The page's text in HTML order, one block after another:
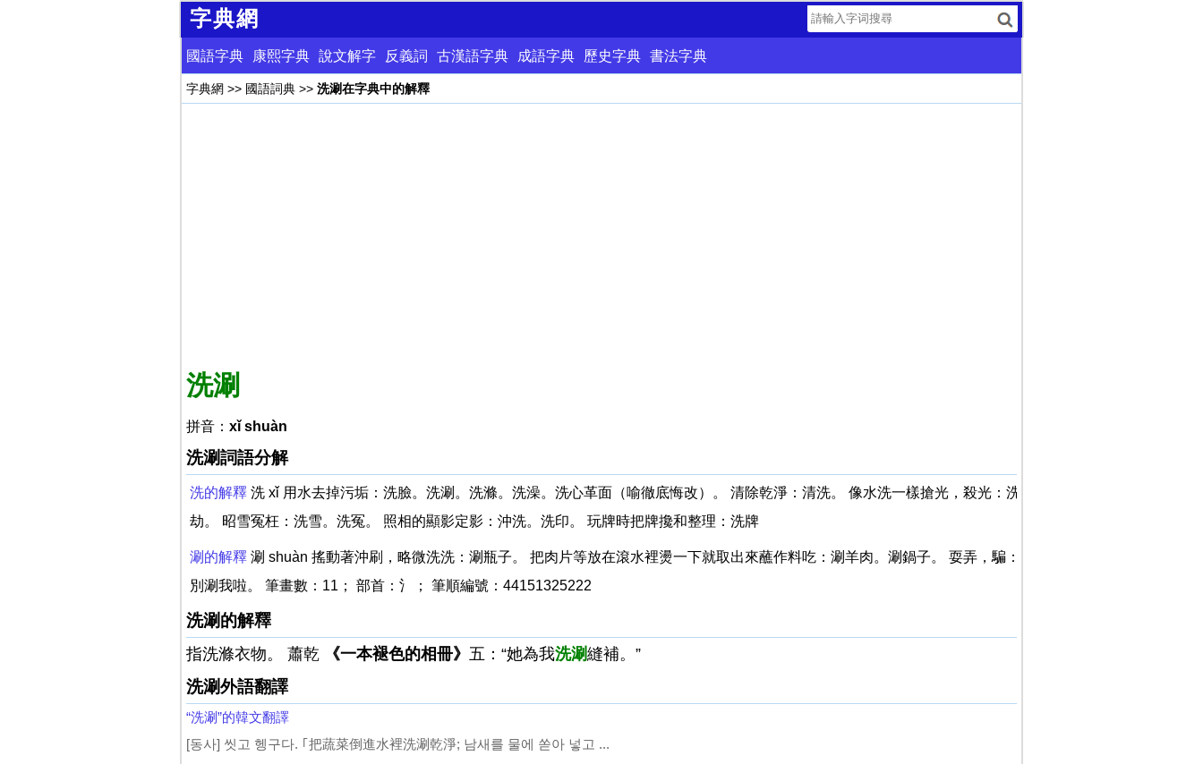
字典網
國語字典 康熙字典 說文解字 反義詞 古漢語字典 成語字典 歷史字典 書法字典
字典網 >> 國語詞典>> 洗涮在字典中的解釋
洗涮
拼音： xǐ shuàn
洗涮詞語分解
洗的解釋洗 xǐ 用水去掉污垢：洗臉。洗涮。洗滌。洗澡。洗心革面（喻徹底悔改）。 清除乾淨：清洗。 像水洗一樣搶光，殺光：洗
劫。 昭雪冤枉：洗雪。洗冤。 照相的顯影定影：沖洗。洗印。 玩牌時把牌攙和整理：洗牌
涮的解釋涮 shuàn 搖動著沖刷，略微洗洗：涮瓶子。 把肉片等放在滾水裡燙一下就取出來蘸作料吃：涮羊肉。涮鍋子。 耍弄，騙：
別涮我啦。 筆畫數：11； 部首：氵； 筆順編號：44151325222
洗涮的解釋
指洗滌衣物。 蕭乾 《一本褪色的相冊》 五：“她為我洗涮縫補。”
洗涮外語翻譯
“洗涮”的韓文翻譯
[동사] 씻고 헹구다. ｢把蔬菜倒進水裡洗涮乾淨; 남새를 물에 쏟아 넣고 ...